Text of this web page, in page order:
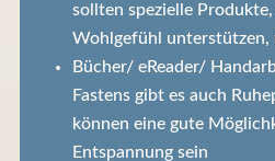
sollten spezielle
Wohlgefühl unterstützen,
Bücher/ eReader/
Fastens gibt es auch
können eine gute
Entspannung sein